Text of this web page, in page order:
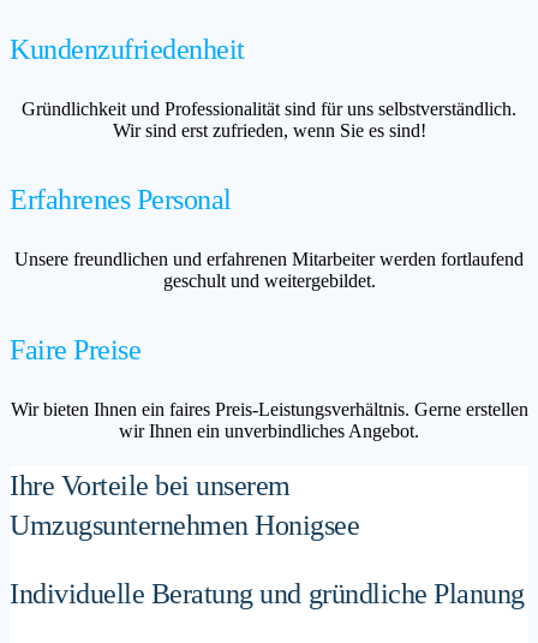
Kundenzufriedenheit
Gründlichkeit und Professionalität sind für uns selbstverständlich.
Wir sind erst zufrieden, wenn Sie es sind!
Erfahrenes Personal
Unsere freundlichen und erfahrenen Mitarbeiter werden fortlaufend
geschult und weitergebildet.
Faire Preise
Wir bieten Ihnen ein faires Preis-Leistungsverhältnis. Gerne erstellen
wir Ihnen ein unverbindliches Angebot.
Ihre Vorteile bei unserem
Umzugsunternehmen Honigsee
Individuelle Beratung und gründliche Planung